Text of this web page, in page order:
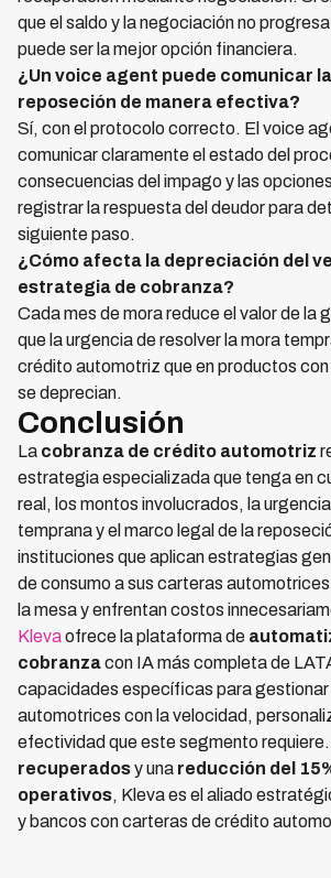
que el saldo y la negociación no
puede ser la mejor opción financiera.
¿Un voice agent puede comunicar
reposeción de manera efectiva?
Sí, con el protocolo correcto. El voice
comunicar claramente el estado del
consecuencias del impago y las
registrar la respuesta del deudor para
siguiente paso.
¿Cómo afecta la depreciación del
estrategia de cobranza?
Cada mes de mora reduce el valor de la
que la urgencia de resolver la mora
crédito automotriz que en productos
se deprecian.
Conclusión
La cobranza de crédito automotriz
estrategia especializada que tenga en
real, los montos involucrados, la
temprana y el marco legal de la
instituciones que aplican estrategias
de consumo a sus carteras
la mesa y enfrentan costos
Klevaofrece la plataforma de
cobranzacon IA más completa de
capacidades específicas para
automotrices con la velocidad,
efectividad que este segmento
recuperadosy una reducción del
operativos, Kleva es el aliado
y bancos con carteras de crédito